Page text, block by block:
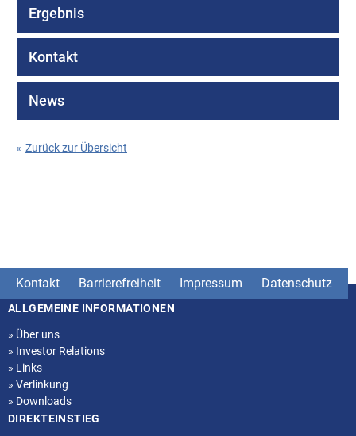
Ergebnis
Kontakt
News
« Zurück zur Übersicht
Kontakt Barrierefreiheit Impressum Datenschutz
Seitenstruktur
ALLGEMEINE INFORMATIONEN
» Über uns
» Investor Relations
» Links
» Verlinkung
» Downloads
DIREKTEINSTIEG